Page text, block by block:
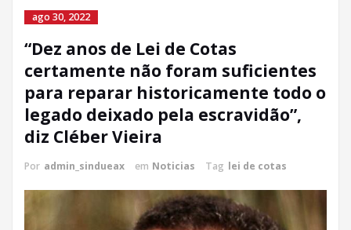
ago 30, 2022
“Dez anos de Lei de Cotas
certamente não foram suficientes
para reparar historicamente todo o
legado deixado pela escravidão”,
diz Cléber Vieira
Por admin_sindueax em Noticias Tag lei de cotas